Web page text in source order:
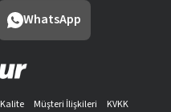
WhatsApp
Kalite Müşteri İlişkileri
KVKK